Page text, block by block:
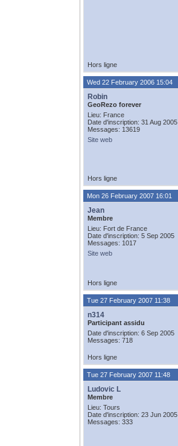
Hors ligne
Wed 22 February 2006 15:04
Robin
GeoRezo forever
Lieu: France
Date d'inscription: 31 Aug 2005
Messages: 13619
Site web
Hors ligne
Mon 26 February 2007 16:01
Jean
Membre
Lieu: Fort de France
Date d'inscription: 5 Sep 2005
Messages: 1017
Site web
Hors ligne
Tue 27 February 2007 11:38
n314
Participant assidu
Date d'inscription: 6 Sep 2005
Messages: 718
Hors ligne
Tue 27 February 2007 11:48
Ludovic L
Membre
Lieu: Tours
Date d'inscription: 23 Jun 2005
Messages: 333